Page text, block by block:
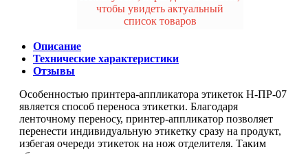
чтобы увидеть актуальный
список товаров
Описание
Технические характеристики
Отзывы
Особенностью принтера-аппликатора этикеток Н-ПР-07
является способ переноса этикетки. Благодаря
ленточному переносу, принтер-аппликатор позволяет
перенести индивидуальную этикетку сразу на продукт,
избегая очереди этикеток на нож отделителя. Таким